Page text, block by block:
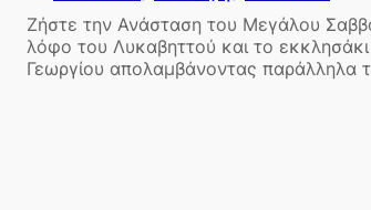
Ζήστε την Ανάσταση του Μεγάλου
λόφο του Λυκαβηττού και το εκκλησάκι
Γεωργίου απολαμβάνοντας παράλληλα